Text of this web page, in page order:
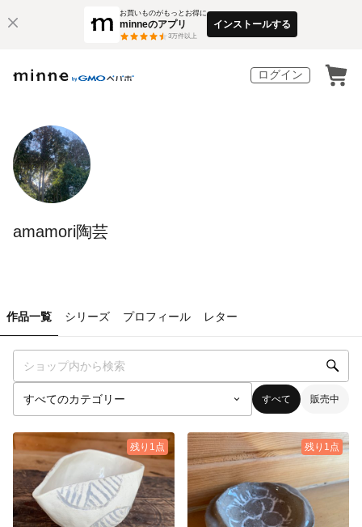
お買いものがもっとお得に
minneのアプリ
3万件以上
インストールする
ログイン
amamori陶芸
作品一覧 シリーズ プロフィール レター
すべて 販売中
残り1点 残り1点